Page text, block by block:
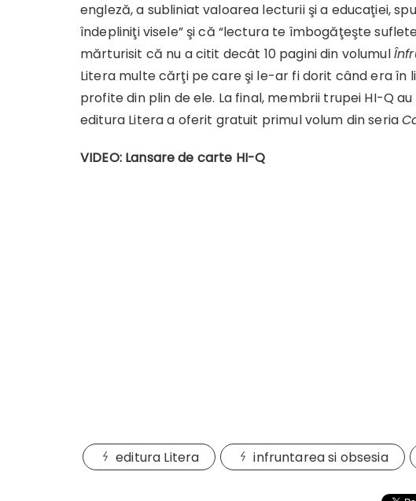
engleză, a subliniat valoarea lecturii şi a educaţiei,
îndepliniţi visele” şi că “lectura te îmbogăţeşte
mărturisit că nu a citit decât 10 pagini din volumul
Litera multe cărţi pe care şi le-ar fi dorit când era în
profite din plin de ele. La final, membrii trupei HI-Q
editura Litera a oferit gratuit primul volum din seria
VIDEO: Lansare de carte HI-Q
editura Litera infruntarea si obsesia